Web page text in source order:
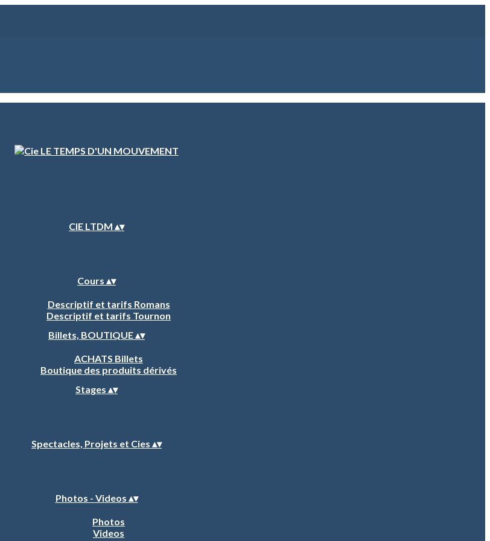
CIE LTDM ▴▾
Cours ▴▾
Descriptif et tarifs Romans
Descriptif et tarifs Tournon
Billets, BOUTIQUE▴▾
ACHATS Billets
Boutique des produits dérivés
Stages ▴▾
Spectacles, Projets et Cies ▴▾
Photos - Videos ▴▾
Photos
Videos